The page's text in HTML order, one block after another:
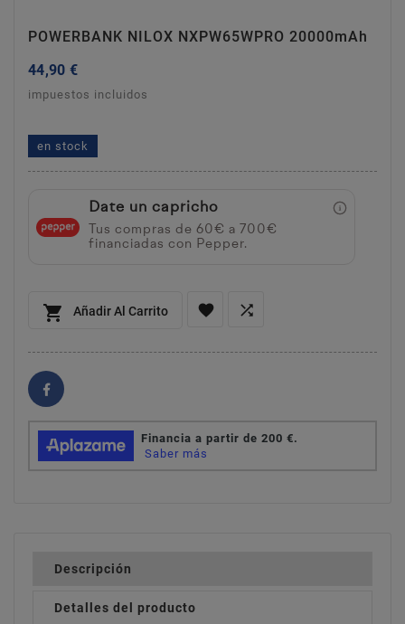
POWERBANK NILOX NXPW65WPRO 20000mAh
44,90 €
impuestos incluidos
en stock
Date un capricho
Tus compras de 60€ a 700€
financiadas con Pepper.
 Añadir Al Carrito  
Descripción
Detalles del producto